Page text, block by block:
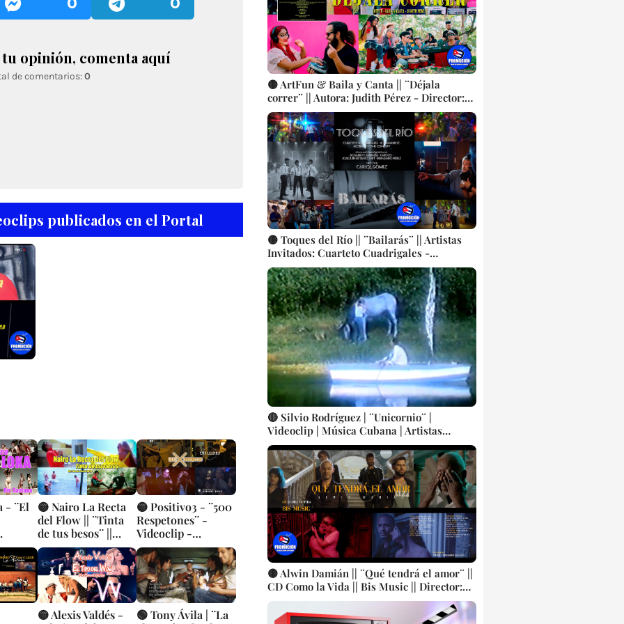
opinión, comenta aquí
de comentarios:0
publicados en el Portal
- ¨El
🟡 Nairo La Recta
del Flow || ¨Tinta
de tus besos¨ ||
Videoclip || Música
Cubana || Director:
Ernesto Daniel
Brito || CUBA
🟡 Positivo3 - ¨500
Respetones¨ -
Videoclip -
Director: Gregory
Brito
🟡 Alexis Valdés -
🟢 Tony Ávila | ¨La
🟡 ArtFun & Baila y Canta || ¨Déjala
correr¨ || Autora: Judith Pérez - Director:
Luis Manuel Reyes || Asociación Hermanos
Saíz (AHS) || Música electrónica cubana ||
Videoclip || CUBA
🟡 Toques del Río || ¨Bailarás¨ || Artistas
Invitados: Cuarteto Cuadrigales -
Jotabarrioz - Alcibiades Durruthy - The
Concept - Participación especial: Rosario
Cárdenas - Choco - Joaquín Betancourt -
Fernando Pérez || Director: Carlos Gómez
|| Música cubana || Videoclip || CUBA
🔴 Silvio Rodríguez | ¨Unicornio¨ |
Videoclip | Música Cubana | Artistas
Cubanos | Canción | CUBA
🟡 Alwin Damián || ¨Qué tendrá el amor¨ ||
CD Como la Vida || Bis Music || Director:
Michel Hernández San Juan || Música
cubana || Videoclip || CUBA